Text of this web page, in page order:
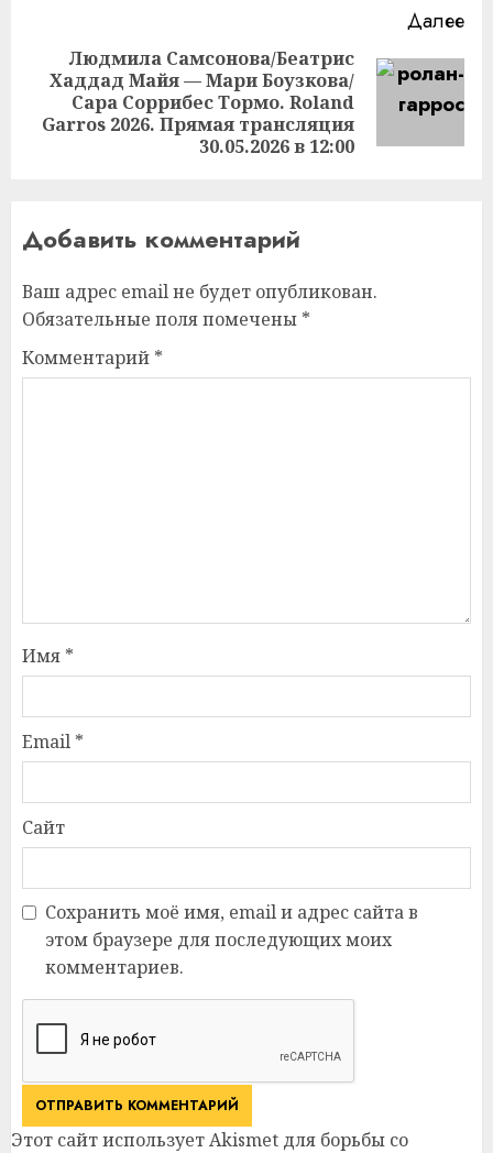
Далее
Следующая
запись:
Людмила Самсонова/Беатрис
Хаддад Майя — Мари Боузкова/
Сара Соррибес Тормо. Roland
Garros 2026. Прямая трансляция
30.05.2026 в 12:00
Добавить комментарий
Ваш адрес email не будет опубликован.
Обязательные поля помечены *
Комментарий *
Имя *
Email *
Сайт
Сохранить моё имя, email и адрес сайта в
этом браузере для последующих моих
комментариев.
Этот сайт использует Akismet для борьбы со